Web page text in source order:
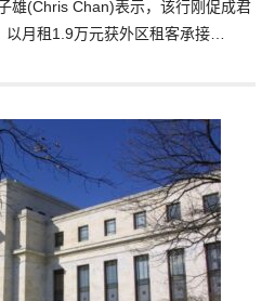
雄(Chris Chan)表示，该行刚促成君
月租1.9万元获外区租客承接…